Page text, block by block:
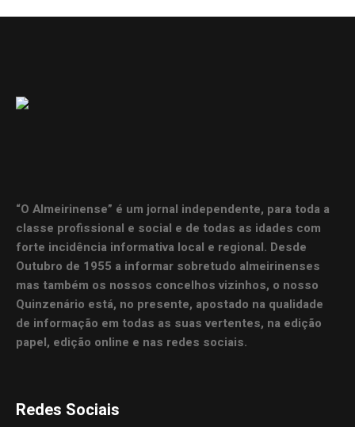
“O Almeirinense” é um jornal independente, para toda a
classe profissional e social e de todas as idades com
forte incidência informativa local e regional. Desde
Outubro de 1955 a informar sobretudo almeirinenses
mas também os nossos concelhos vizinhos, o nosso
Quinzenário está, no presente, apostado na qualidade
de informação em todas as suas vertentes, na edição
papel, edição online e nas redes sociais.
Redes Sociais